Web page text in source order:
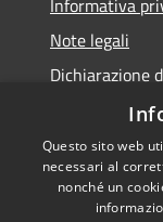
Informativa
Note legali
Dichiarazione
Obiettivi di
Questo sito web
necessari al
nonché un